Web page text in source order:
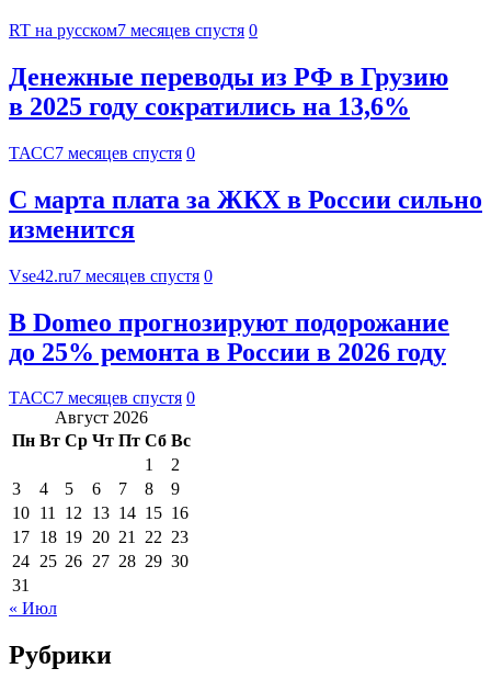
RT на русском7 месяцев спустя 0
Денежные переводы из РФ в Грузию
в 2025 году сократились на 13,6%
ТАСС7 месяцев спустя 0
С марта плата за ЖКХ в России сильно
изменится
Vse42.ru7 месяцев спустя 0
В Domeo прогнозируют подорожание
до 25% ремонта в России в 2026 году
ТАСС7 месяцев спустя 0
Август 2026
Пн Вт Ср Чт Пт Сб Вс
1
2
3
4 5 6 7 8
9
10 11 12 13 14 15 16
17 18 19 20 21 22 23
24 25 26 27 28 29 30
31
« Июл
Рубрики